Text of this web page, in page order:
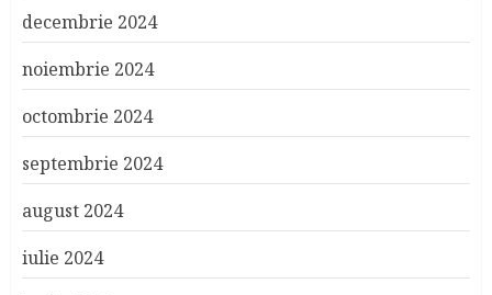
decembrie 2024
noiembrie 2024
octombrie 2024
septembrie 2024
august 2024
iulie 2024